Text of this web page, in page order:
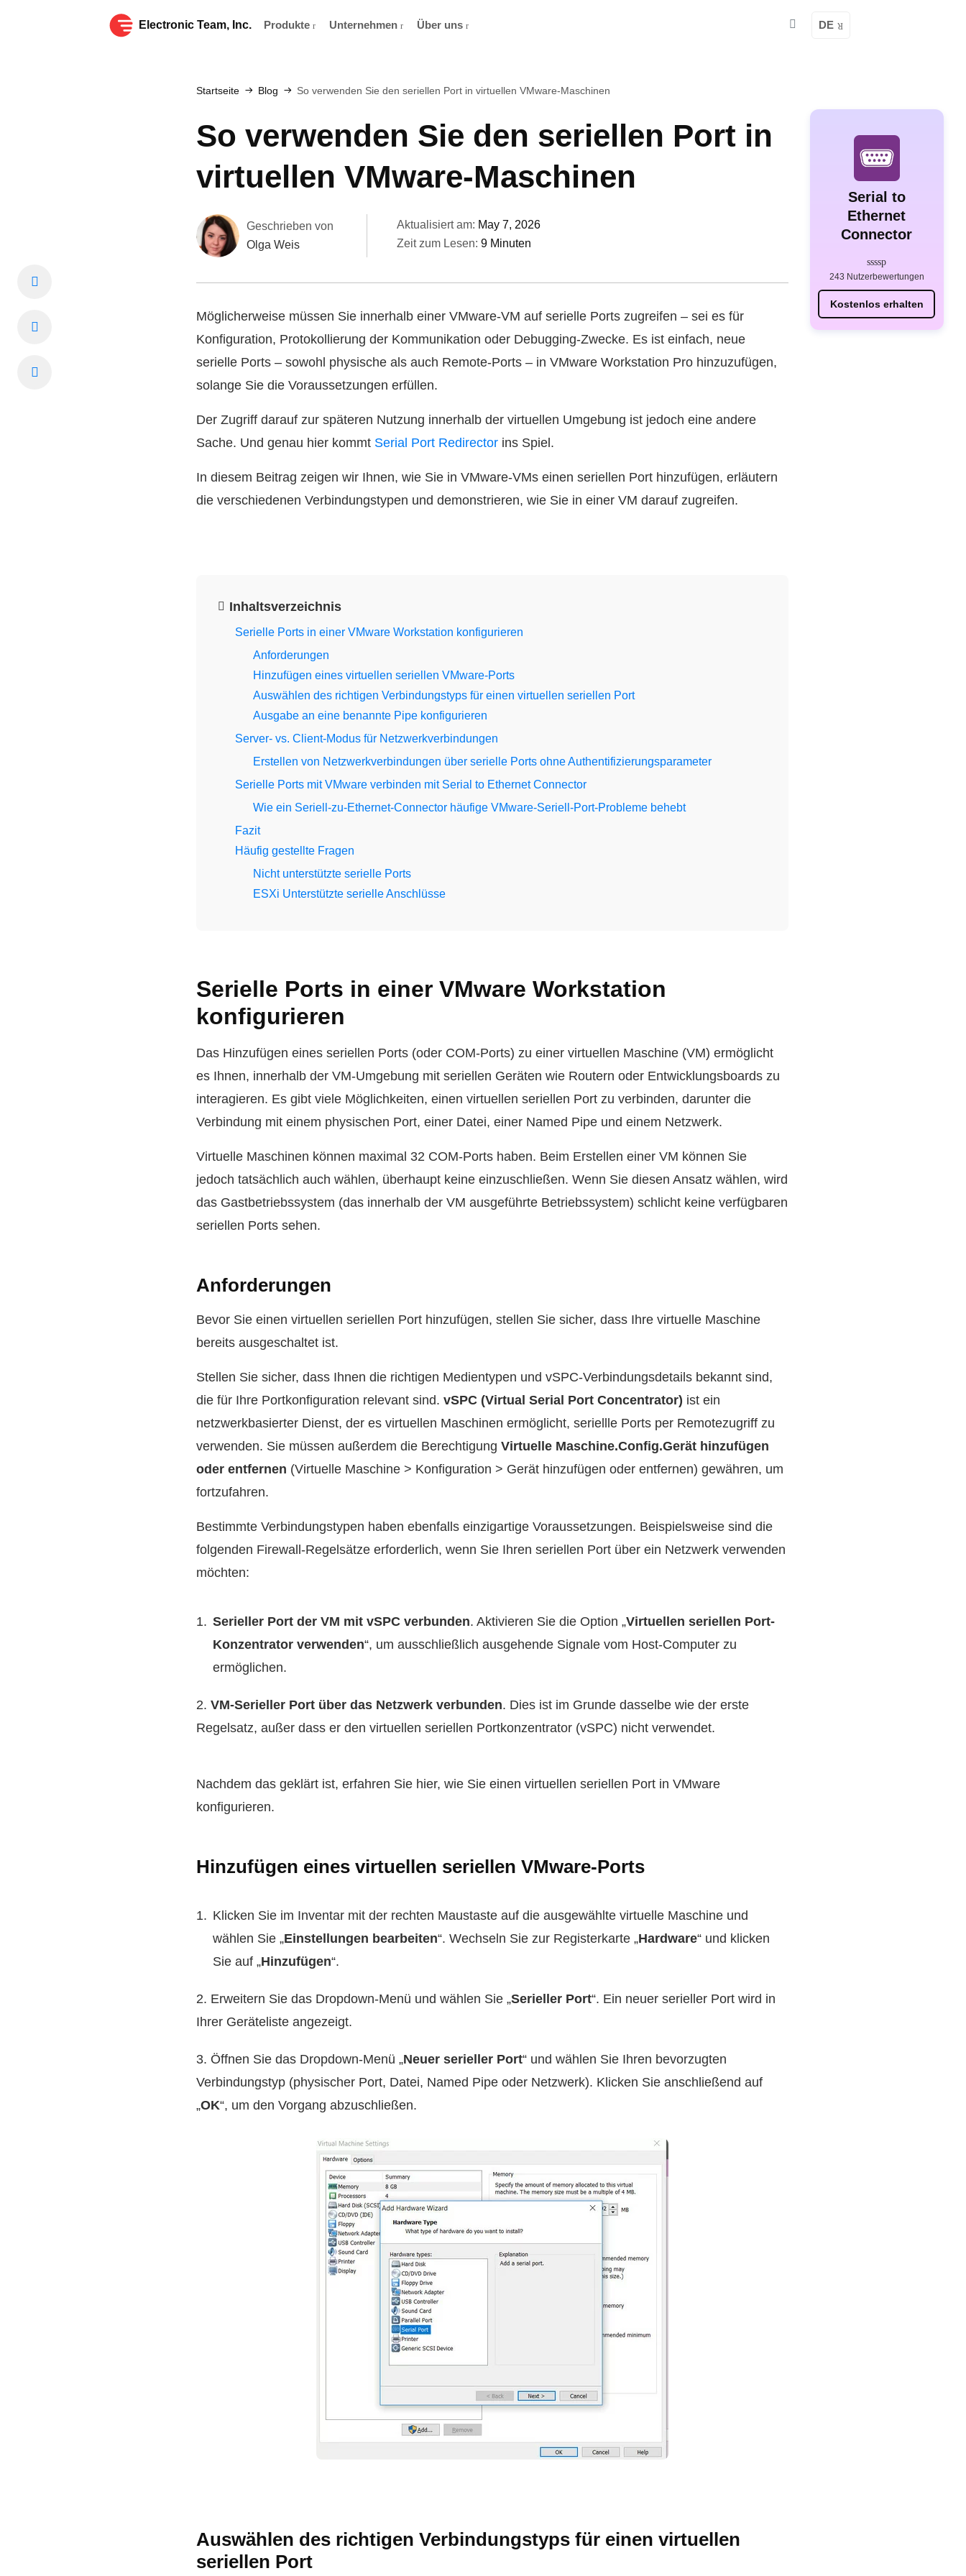
Electronic Team, Inc. Produkte Unternehmen Über uns DE
Startseite Blog So verwenden Sie den seriellen Port in virtuellen VMware-Maschinen
So verwenden Sie den seriellen Port in
virtuellen VMware-Maschinen
Geschrieben von
Olga Weis
Aktualisiert am: May 7, 2026
Zeit zum Lesen: 9 Minuten
Möglicherweise müssen Sie innerhalb einer VMware-VM auf serielle Ports zugreifen – sei es für
Konfiguration, Protokollierung der Kommunikation oder Debugging-Zwecke. Es ist einfach, neue
serielle Ports – sowohl physische als auch Remote-Ports – in VMware Workstation Pro hinzuzufügen,
solange Sie die Voraussetzungen erfüllen.
Der Zugriff darauf zur späteren Nutzung innerhalb der virtuellen Umgebung ist jedoch eine andere
Sache. Und genau hier kommt Serial Port Redirector ins Spiel.
In diesem Beitrag zeigen wir Ihnen, wie Sie in VMware-VMs einen seriellen Port hinzufügen, erläutern
die verschiedenen Verbindungstypen und demonstrieren, wie Sie in einer VM darauf zugreifen.
Inhaltsverzeichnis
Serielle Ports in einer VMware Workstation konfigurieren
Anforderungen
Hinzufügen eines virtuellen seriellen VMware-Ports
Auswählen des richtigen Verbindungstyps für einen virtuellen seriellen Port
Ausgabe an eine benannte Pipe konfigurieren
Server- vs. Client-Modus für Netzwerkverbindungen
Erstellen von Netzwerkverbindungen über serielle Ports ohne Authentifizierungsparameter
Serielle Ports mit VMware verbinden mit Serial to Ethernet Connector
Wie ein Seriell-zu-Ethernet-Connector häufige VMware-Seriell-Port-Probleme behebt
Fazit
Häufig gestellte Fragen
Nicht unterstützte serielle Ports
ESXi Unterstützte serielle Anschlüsse
Serielle Ports in einer VMware Workstation
konfigurieren
Das Hinzufügen eines seriellen Ports (oder COM-Ports) zu einer virtuellen Maschine (VM) ermöglicht
es Ihnen, innerhalb der VM-Umgebung mit seriellen Geräten wie Routern oder Entwicklungsboards zu
interagieren. Es gibt viele Möglichkeiten, einen virtuellen seriellen Port zu verbinden, darunter die
Verbindung mit einem physischen Port, einer Datei, einer Named Pipe und einem Netzwerk.
Virtuelle Maschinen können maximal 32 COM-Ports haben. Beim Erstellen einer VM können Sie
jedoch tatsächlich auch wählen, überhaupt keine einzuschließen. Wenn Sie diesen Ansatz wählen, wird
das Gastbetriebssystem (das innerhalb der VM ausgeführte Betriebssystem) schlicht keine verfügbaren
seriellen Ports sehen.
Anforderungen
Bevor Sie einen virtuellen seriellen Port hinzufügen, stellen Sie sicher, dass Ihre virtuelle Maschine
bereits ausgeschaltet ist.
Stellen Sie sicher, dass Ihnen die richtigen Medientypen und vSPC-Verbindungsdetails bekannt sind,
die für Ihre Portkonfiguration relevant sind. vSPC (Virtual Serial Port Concentrator) ist ein
netzwerkbasierter Dienst, der es virtuellen Maschinen ermöglicht, seriellle Ports per Remotezugriff zu
verwenden. Sie müssen außerdem die Berechtigung Virtuelle Maschine.Config.Gerät hinzufügen
oder entfernen (Virtuelle Maschine > Konfiguration > Gerät hinzufügen oder entfernen) gewähren, um
fortzufahren.
Bestimmte Verbindungstypen haben ebenfalls einzigartige Voraussetzungen. Beispielsweise sind die
folgenden Firewall-Regelsätze erforderlich, wenn Sie Ihren seriellen Port über ein Netzwerk verwenden
möchten:
Serieller Port der VM mit vSPC verbunden. Aktivieren Sie die Option „Virtuellen seriellen Port-
Konzentrator verwenden“, um ausschließlich ausgehende Signale vom Host-Computer zu
ermöglichen.
2. VM-Serieller Port über das Netzwerk verbunden. Dies ist im Grunde dasselbe wie der erste
Regelsatz, außer dass er den virtuellen seriellen Portkonzentrator (vSPC) nicht verwendet.
Nachdem das geklärt ist, erfahren Sie hier, wie Sie einen virtuellen seriellen Port in VMware
konfigurieren.
Hinzufügen eines virtuellen seriellen VMware-Ports
Klicken Sie im Inventar mit der rechten Maustaste auf die ausgewählte virtuelle Maschine und
wählen Sie „Einstellungen bearbeiten“. Wechseln Sie zur Registerkarte „Hardware“ und klicken
Sie auf „Hinzufügen“.
2. Erweitern Sie das Dropdown-Menü und wählen Sie „Serieller Port“. Ein neuer serieller Port wird in
Ihrer Geräteliste angezeigt.
3. Öffnen Sie das Dropdown-Menü „Neuer serieller Port“ und wählen Sie Ihren bevorzugten
Verbindungstyp (physischer Port, Datei, Named Pipe oder Netzwerk). Klicken Sie anschließend auf
„OK“, um den Vorgang abzuschließen.
Auswählen des richtigen Verbindungstyps für einen virtuellen
seriellen Port
Serial to
Ethernet
Connector
243 Nutzerbewertungen
Kostenlos erhalten